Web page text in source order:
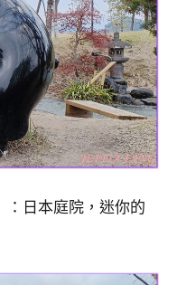
：日本庭院，迷你的